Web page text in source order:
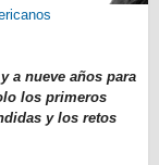
a nueve años para
los primeros
y los retos